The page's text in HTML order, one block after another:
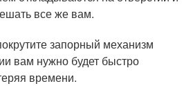
все же вам.
запорный механизм
вам нужно будет быстро
времени.